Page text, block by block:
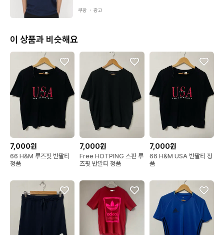
수선흔적 등등 다른모든하자) 있을 수 있습니다. 별도 문의 안주시
  절대 안되니 예민하신분 제발 피해주세요.
쿠팡 ・ 광고
이 상품과 비슷해요
7,000원
66 H&M 루즈핏 반팔티
정품
7,000원
Free HOTPING 스판 루
즈핏 반팔티 정품
7,000원
66 H&M USA 반팔티 정
품